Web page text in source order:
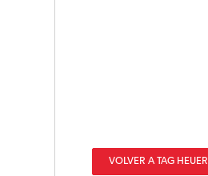
VOLVER A TAG HEUER